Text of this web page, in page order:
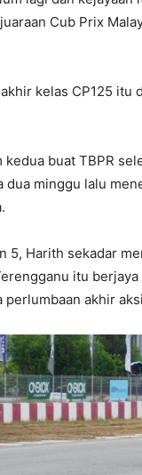
Cub Prix
kelas CP125 itu
buat TBPR
dua minggu lalu
5, Harith sekadar
itu
perlumbaan akhir